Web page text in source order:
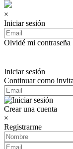
×
Iniciar sesión
Olvidé mi contraseña
Iniciar sesión
Continuar como
Crear una cuenta
×
Registrarme